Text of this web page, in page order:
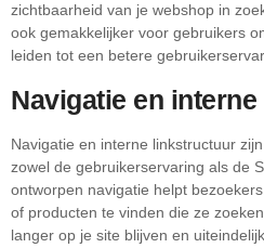
zichtbaarheid van je webshop in
ook gemakkelijker voor gebruikers
leiden tot een betere
Navigatie en
Navigatie en interne linkstructuur
zowel de gebruikerservaring als de
ontworpen navigatie helpt
of producten te vinden die ze
langer op je site blijven en